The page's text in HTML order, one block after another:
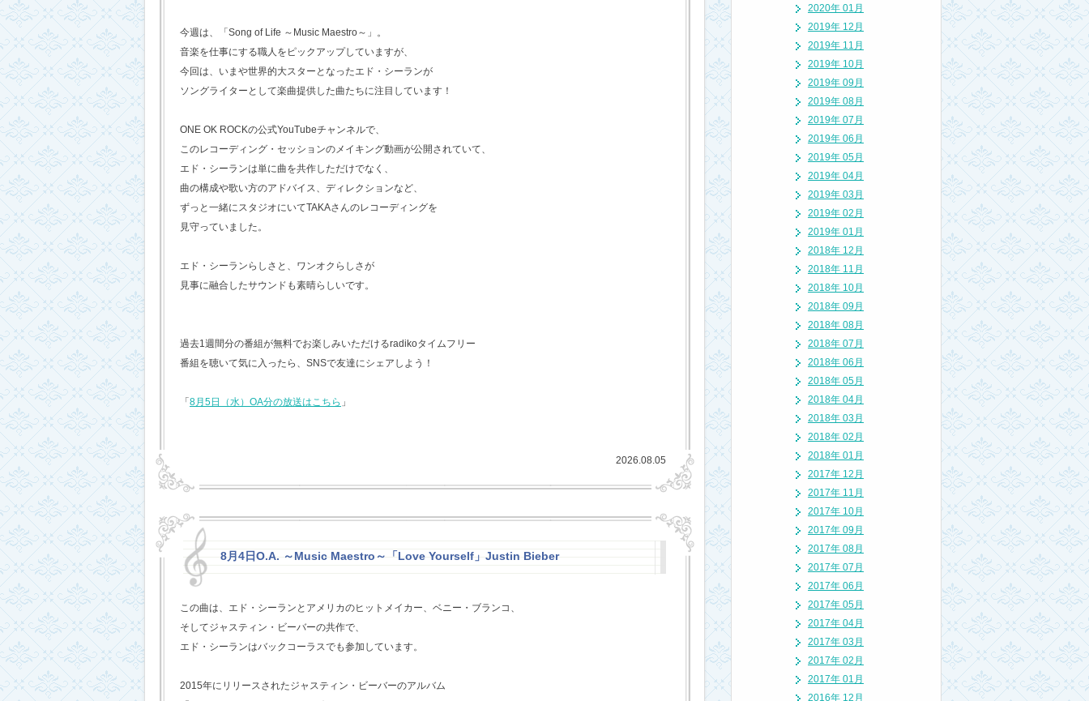
今週は、「Song of Life ～Music Maestro～」。
音楽を仕事にする職人をピックアップしていますが、
今回は、いまや世界的大スターとなったエド・シーランが
ソングライターとして楽曲提供した曲たちに注目しています！
ONE OK ROCKの公式YouTubeチャンネルで、
このレコーディング・セッションのメイキング動画が公開されていて、
エド・シーランは単に曲を共作しただけでなく、
曲の構成や歌い方のアドバイス、ディレクションなど、
ずっと一緒にスタジオにいてTAKAさんのレコーディングを
見守っていました。
エド・シーランらしさと、ワンオクらしさが
見事に融合したサウンドも素晴らしいです。
過去1週間分の番組が無料でお楽しみいただけるradikoタイムフリー
番組を聴いて気に入ったら、SNSで友達にシェアしよう！
「 8月5日（水）OA分の放送はこちら 」
2026.08.05
8月4日O.A. ～Music Maestro～「Love Yourself」Justin Bieber
この曲は、エド・シーランとアメリカのヒットメイカー、ベニー・ブランコ、
そしてジャスティン・ビーバーの共作で、
エド・シーランはバックコーラスでも参加しています。
2015年にリリースされたジャスティン・ビーバーのアルバム
2020年 01月
2019年 12月
2019年 11月
2019年 10月
2019年 09月
2019年 08月
2019年 07月
2019年 06月
2019年 05月
2019年 04月
2019年 03月
2019年 02月
2019年 01月
2018年 12月
2018年 11月
2018年 10月
2018年 09月
2018年 08月
2018年 07月
2018年 06月
2018年 05月
2018年 04月
2018年 03月
2018年 02月
2018年 01月
2017年 12月
2017年 11月
2017年 10月
2017年 09月
2017年 08月
2017年 07月
2017年 06月
2017年 05月
2017年 04月
2017年 03月
2017年 02月
2017年 01月
2016年 12月